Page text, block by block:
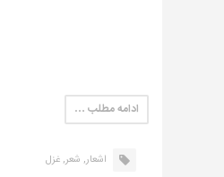
ادامه مطلب …
اشعار, شعر,غزل